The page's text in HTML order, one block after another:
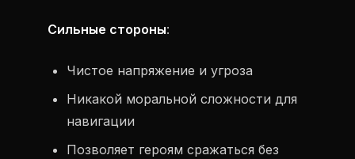
Сильные стороны:
Чистое напряжение и угроза
Никакой моральной сложности для
навигации
Позволяет героям сражаться без